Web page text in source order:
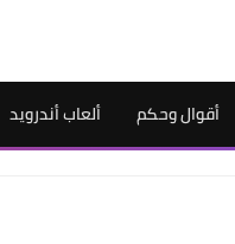
أقوال وحكم ألعاب أندرويد